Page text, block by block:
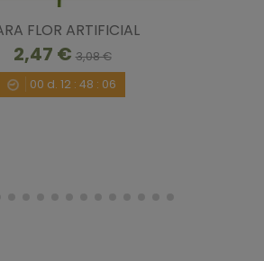
FLOR ARTIFICIAL
2,47 €3,08 €
00 d. 12 :48 : 06